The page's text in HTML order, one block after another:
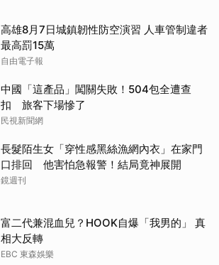
高雄8月7日城鎮韌性防空演習 人車管制違者
最高罰15萬
自由電子報
中國「這產品」闖關失敗！504包全遭查
扣 旅客下場慘了
民視新聞網
長髮陌生女「穿性感黑絲漁網內衣」在家門
口排回 他害怕急報警！結局竟神展開
鏡週刊
富二代兼混血兒？HOOK自爆「我男的」 真
相大反轉
EBC 東森娛樂